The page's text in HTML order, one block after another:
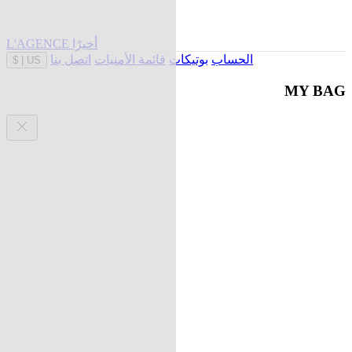
L'AGENCE أخيرًا
US
$ الحساب بوتيكات قائمة الأمنيات اتصل بنا
MY BAG